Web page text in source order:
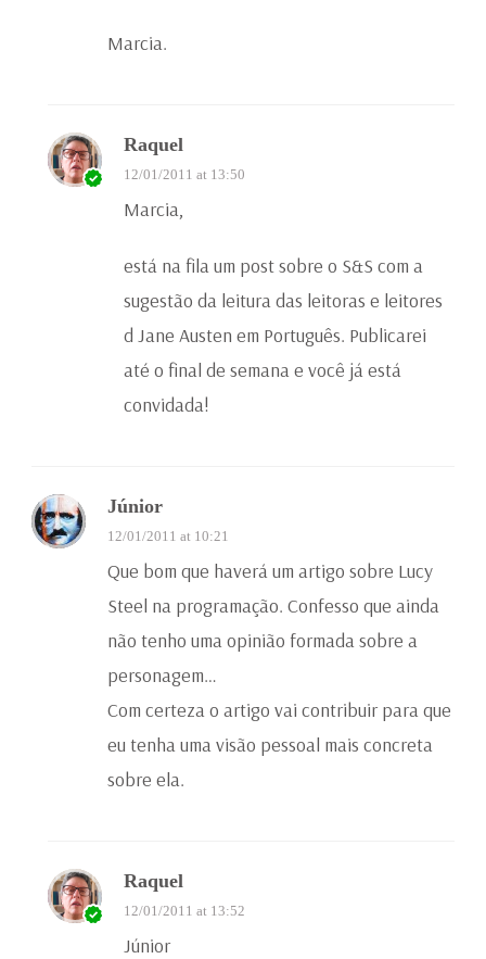
Marcia.
Raquel
12/01/2011 at 13:50
Marcia,
está na fila um post sobre o S&S com a
sugestão da leitura das leitoras e leitores
d Jane Austen em Português. Publicarei
até o final de semana e você já está
convidada!
Júnior
12/01/2011 at 10:21
Que bom que haverá um artigo sobre Lucy
Steel na programação. Confesso que ainda
não tenho uma opinião formada sobre a
personagem…
Com certeza o artigo vai contribuir para que
eu tenha uma visão pessoal mais concreta
sobre ela.
Raquel
12/01/2011 at 13:52
Júnior